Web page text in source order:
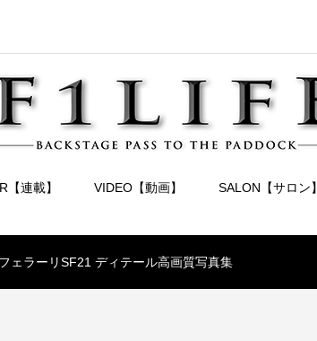
【連載】 VIDEO【動画】 SALON【サロン】
ェラーリSF21 ディテール高画質写真集